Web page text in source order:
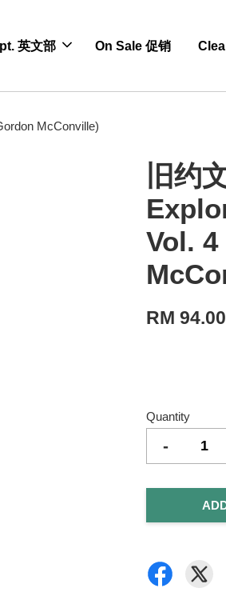
英文部 On Sale 促销
McConville)
旧约
Vol.
RM 94.00
Quantity
-